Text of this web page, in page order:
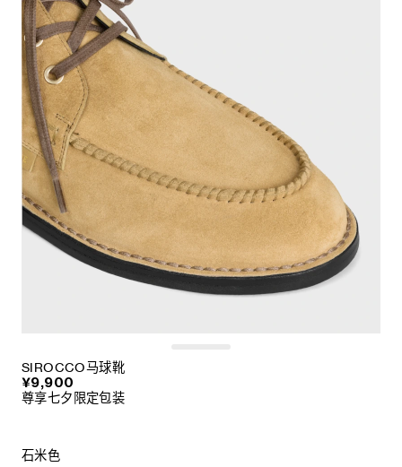
SIROCCO马球靴
¥9,900
尊享七夕限定包装
石米色